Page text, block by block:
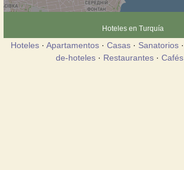
Hoteles en Turquía
Hoteles· Apartamentos· Casas· Sanatorios·
de-hoteles · Restaurantes · Cafés